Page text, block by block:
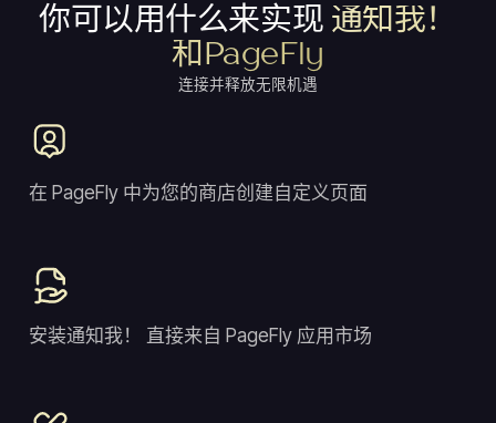
你可以用什么来实现 通知我！
和PageFly
连接并释放无限机遇
在 PageFly 中为您的商店创建自定义页面
安装通知我！ 直接来自 PageFly 应用市场